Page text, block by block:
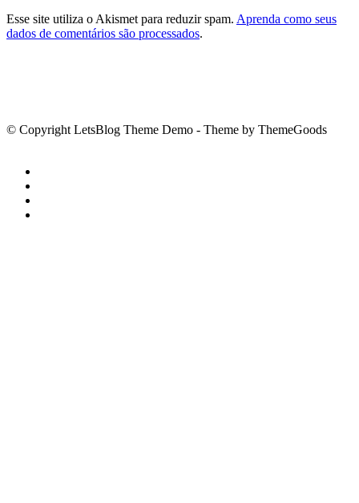
Esse site utiliza o Akismet para reduzir spam. Aprenda como seus
dados de comentários são processados.
© Copyright LetsBlog Theme Demo - Theme by ThemeGoods